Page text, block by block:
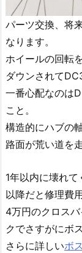
パーツ交換、将
なります。
ホイールの回転
ダウンされて
一番心配なのは
こと。
構造的にハブの
路面が荒い道を
1年以内に壊れ
以降だと修理費
4万円のクロス
クでさすがにボ
さらに詳しいボ